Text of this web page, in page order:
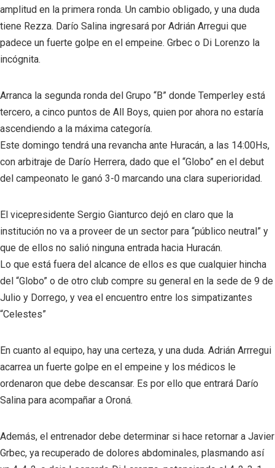
amplitud en la primera ronda. Un cambio obligado, y una duda
tiene Rezza. Darío Salina ingresará por Adrián Arregui que
padece un fuerte golpe en el empeine. Grbec o Di Lorenzo la
incógnita.
Arranca la segunda ronda del Grupo “B” donde Temperley está
tercero, a cinco puntos de All Boys, quien por ahora no estaría
ascendiendo a la máxima categoría.
Este domingo tendrá una revancha ante Huracán, a las 14:00Hs,
con arbitraje de Darío Herrera, dado que el “Globo” en el debut
del campeonato le ganó 3-0 marcando una clara superioridad.
El vicepresidente Sergio Gianturco dejó en claro que la
institución no va a proveer de un sector para “público neutral” y
que de ellos no salió ninguna entrada hacia Huracán.
Lo que está fuera del alcance de ellos es que cualquier hincha
del “Globo” o de otro club compre su general en la sede de 9 de
Julio y Dorrego, y vea el encuentro entre los simpatizantes
“Celestes”
En cuanto al equipo, hay una certeza, y una duda. Adrián Arrregui
acarrea un fuerte golpe en el empeine y los médicos le
ordenaron que debe descansar. Es por ello que entrará Darío
Salina para acompañar a Oroná.
Además, el entrenador debe determinar si hace retornar a Javier
Grbec, ya recuperado de dolores abdominales, plasmando así